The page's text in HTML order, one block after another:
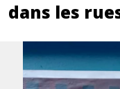
dans les